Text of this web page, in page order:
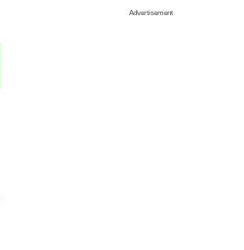
Advertisement